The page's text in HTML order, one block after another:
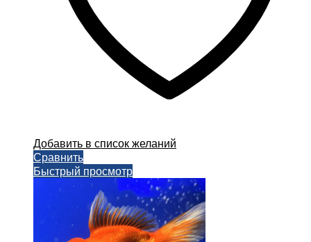
Добавить в список желаний
Сравнить
Быстрый просмотр